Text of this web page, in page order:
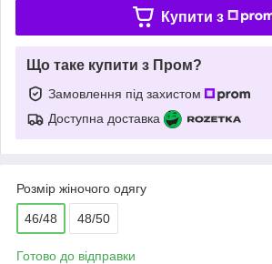
Купити з
Що таке купити з Пром?
Замовлення під захистом
Доступна доставка
Розмір жіночого одягу
46/48 48/50
Готово до відправки